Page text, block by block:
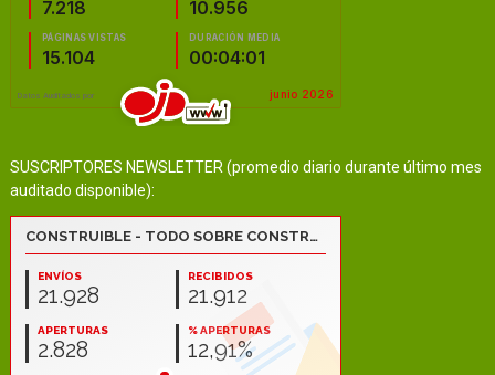
SUSCRIPTORES NEWSLETTER (promedio diario durante último mes
auditado disponible):